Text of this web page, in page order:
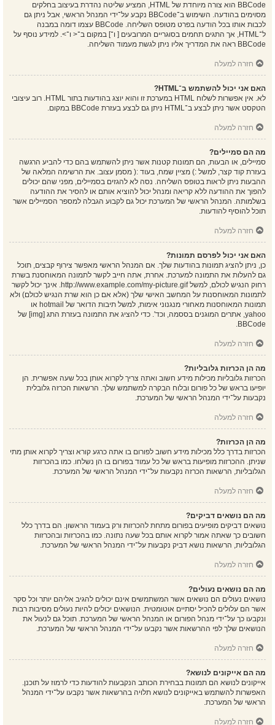
BBCode הוא צורה מיוחדת של HTML, המציע שליטה נהדרת בעיצוב בחלקים
מסוימים בהודעה. השימוש ב־BBCode נקבע על־ידי המנהל הראשי, אבל ניתן גם
לכבות אותו בכל הודעה בפרט מטופס השליחה. BBCode עצמו דומה במבנה
ל־HTML, אך התגים תחמים בסוגריים המרובעים [ ו־] במקום ב־< ו־>. למידע נוסף על
BBCode ראה את המדריך אליו ניתן לגשת מעמוד השליחה.
חזרה למעלה
האם אני יכול להשתמש ב־HTML?
לא. אין אפשרות לשלוח HTML במערכת זו והוא יוצג בהודעות בתור HTML. רוב עיצובי
הטקסט אשר ניתן לבצע ב־HTML ניתן גם לבצע בעזרת BBCode במקום.
חזרה למעלה
מה הם סמיילים?
סמיילים, או הבעות, הם תמונות קטנות אשר ניתן להשתמש בהם כדי להביע הרגשה
בעזרת קוד קצר, למשל :) מציין שמח, בעוד :( מסמן עצוב. את הרשימה המלאה של
ההבעות ניתן לראות בטופס השליחה. נסה לא להגזים בסמיילים, מפני שהם יכולים
להפוך את ההודעה ללא קריאה ומנהל יכול להוציא אותם או להסיר את ההודעה
בשלמותה. המנהל הראשי של המערכת יכול גם לקבוע הגבלה למספר הסמיילים אשר
תוכל להוסיף להודעות.
חזרה למעלה
האם אני יכול לפרסם תמונות?
כן, ניתן להציג תמונות בהודעות שלך. אם המנהל הראשי מאפשר צירוף קבצים, תוכל
גם להעלות את התמונה למערכת. אחרת, אתה חייב לקשר לתמונה המאוחסנת בשרת
רחוק הנגיש לכולם, למשל http://www.example.com/my-picture.gif. אינך יכול לקשר
לתמונות המאוחסנות על המחשב האישי שלך (אלא אם כן הוא שרת הנגיש לכולם) ולא
תמונות המאוחסנות מאחורי מנגנוני אימות, למשל תיבות הדואר של hotmail או
yahoo, אתרים המוגנים בססמה, וכד'. כדי להציג את התמונה בעזרת התג [img] של
BBCode.
חזרה למעלה
מה הן הכרזות גלובליות?
הכרזות גלובליות מכילות מידע חשוב ואתה צריך לקרוא אותן בכל שעה אפשרית. הן
יופיעו בראש של כל פורום ובלוח הבקרה למשתמש שלך. הרשאות הכרזה גלובלית
נקבעות על־ידי המנהל הראשי של המערכת.
חזרה למעלה
מה הן הכרזות?
הכרזות בדרך כלל מכילות מידע חשוב לפורום בו אתה כרגע קורא וצריך לקרוא אותן מתי
שניתן. ההכרזות מופיעות בראש של כל עמוד בפורום בו הן נשלחו. כמו בהכרזות
הגלובליות, הרשאות הכרזה נקבעות על־ידי המנהל הראשי של המערכת.
חזרה למעלה
מה הם נושאים דביקים?
נושאים דביקים מופיעים בפורום מתחת להכרזות ורק בעמוד הראשון. הם בדרך כלל
חשובים כך שאתה אמור לקרוא אותם בכל שעה נתונה. כמו בהכרזות ובהכרזות
הגלובליות, הרשאות נושא דביק נקבעות על־ידי המנהל הראשי של המערכת.
חזרה למעלה
מה הם נושאים נעולים?
נושאים נעולים הם נושאים אשר המשתמשים אינם יכולים להגיב אליהם יותר וכל סקר
אשר הם עלולים להכיל יסתיים אוטומטית. הנושאים יכולים להיות נעולים מסיבות רבות
ונקבעו כך על־ידי מנהל הפורום או המנהל הראשי של המערכת. תוכל גם לנעול את
הנושאים שלך לפי ההרשאות אשר נקבעו על־ידי המנהל הראשי של המערכת.
חזרה למעלה
מה הם אייקונים לנושא?
אייקונים לנושא הם תמונות בבחירת הכותב הנקבעות להודעות כדי לרמוז על תוכנן.
האפשרות להשתמש באייקונים לנושא תלויה בהרשאות אשר נקבעו על־ידי המנהל
הראשי של המערכת.
חזרה למעלה